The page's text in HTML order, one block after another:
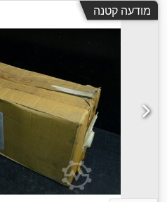
מודעה קטנה